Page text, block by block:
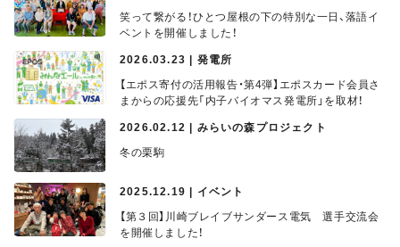
笑って繋がる！ひとつ屋根の下の特別な一日、落語イ
ベントを開催しました！
2026.03.23 | 発電所
【エポス寄付の活用報告・第4弾】エポスカード会員さ
まからの応援先「内子バイオマス発電所」を取材！
2026.02.12 | みらいの森プロジェクト
冬の栗駒
2025.12.19 | イベント
【第３回】川崎ブレイブサンダース電気 選手交流会
を開催しました！